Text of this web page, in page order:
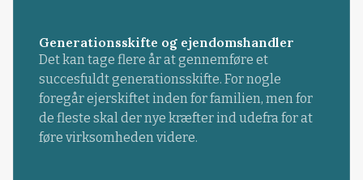
Generationsskifte og ejendomshandler
Det kan tage flere år at gennemføre et
succesfuldt generationsskifte. For nogle
foregår ejerskiftet inden for familien, men for
de fleste skal der nye kræfter ind udefra for at
føre virksomheden videre.